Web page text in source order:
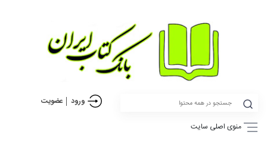
ورود عضویت
منوی اصلی سایت